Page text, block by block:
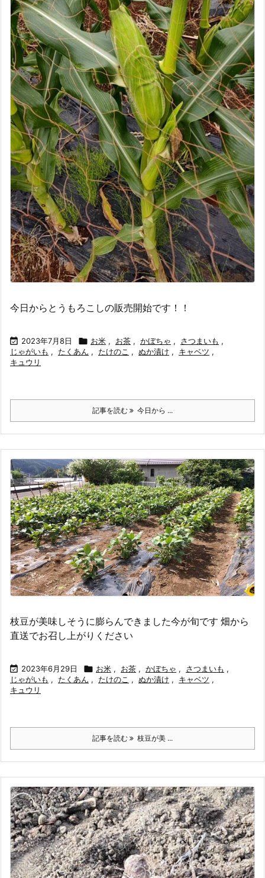
今日からとうもろこしの販売開始です！！
 2023年7月8日  お米 , お茶 , かぼちゃ , さつまいも ,
じゃがいも , たくあん , たけのこ , ぬか漬け , キャベツ ,
キュウリ
記事を読む 今日から ...
枝豆が美味しそうに膨らんできました今が旬です 畑から
直送でお召し上がりください
 2023年6月29日  お米 , お茶 , かぼちゃ , さつまいも ,
じゃがいも , たくあん , たけのこ , ぬか漬け , キャベツ ,
キュウリ
記事を読む 枝豆が美 ...